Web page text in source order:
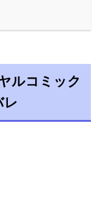
ルコミック
レ